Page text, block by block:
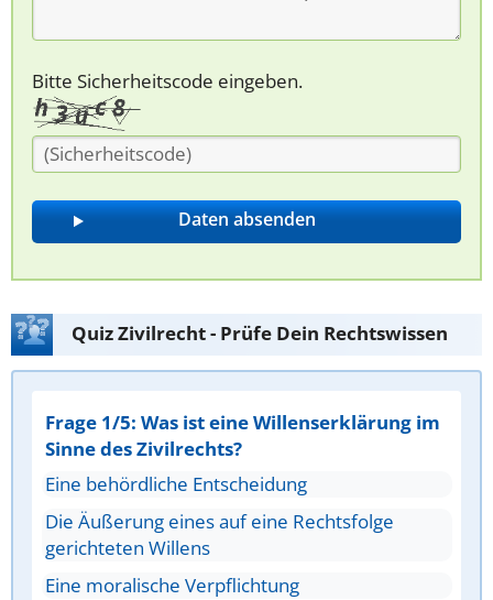
Bitte Sicherheitscode eingeben.
Quiz Zivilrecht - Prüfe Dein Rechtswissen
Frage 1/5: Was ist eine Willenserklärung im
Sinne des Zivilrechts?
Eine behördliche Entscheidung
Die Äußerung eines auf eine Rechtsfolge
gerichteten Willens
Eine moralische Verpflichtung